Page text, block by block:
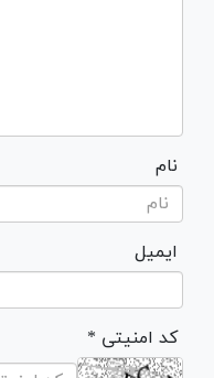
نام
ایمیل
* کد امنیتی